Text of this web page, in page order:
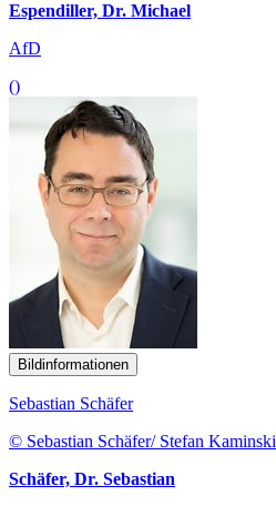
Espendiller, Dr. Michael
AfD
()
Bildinformationen
Sebastian Schäfer
© Sebastian Schäfer/ Stefan Kaminski
Schäfer, Dr. Sebastian